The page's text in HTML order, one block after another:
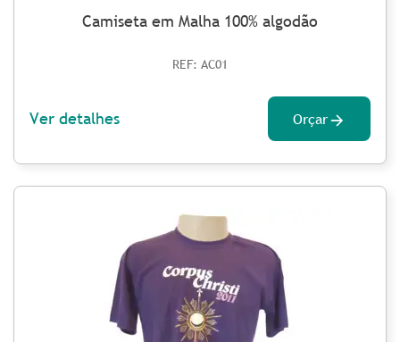
Camiseta em Malha 100% algodão
REF: AC01
Ver detalhes Orçar